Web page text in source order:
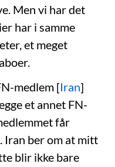
Men vi har det
har i samme
et meget
medlem [Iran]
et annet FN-
får
ber om at mitt
blir ikke bare